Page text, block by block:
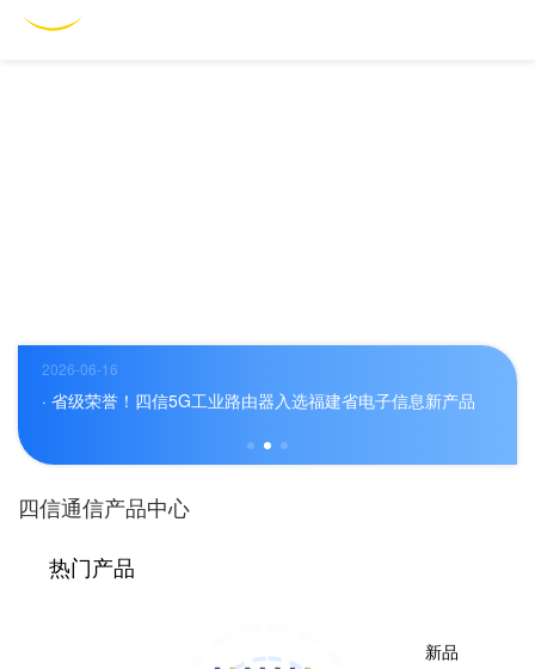
2026-06-16
· 省级荣誉！四信5G工业路由器入选福建省电子信息新产品
四信通信产品中心
热门产品
新品